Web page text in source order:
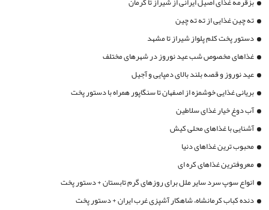
ته چین غذایی از ته ته چین
دستور پخت کلم پلواز شیراز تا مشهد
غذاهای مخصوص شب عید نوروز در شهرهای مختلف
عید نوروز و قصه بلند بالای دمپایی و آجیل
بریانی غذایی خوشمزه از اصفهان تا سنگاپور همراه با دستور پخت
آب دوغ خیار غذای سلاطین
آشنایی با غذاهای محلی کیش
محبوب ترین غذاهای دنیا
معروفترین غذاهای کره ای
انواع سوپ سرد سایر ملل برای روزهای گرم تابستان + دستور پخت
دنده کباب کرمانشاه، شاهکار آشپزی غرب ایران + دستور پخت